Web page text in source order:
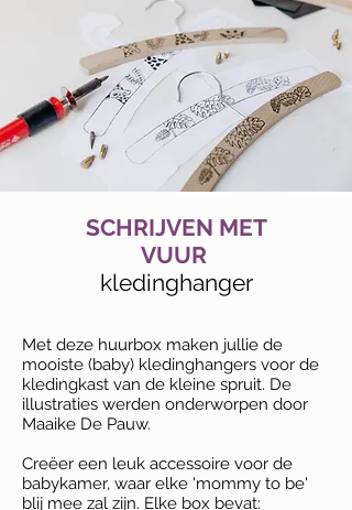
SCHRIJVEN MET
VUUR
kledinghanger
Met deze huurbox maken jullie de
mooiste (baby) kledinghangers voor de
kledingkast van de kleine spruit. De
illustraties werden onderworpen door
Maaike De Pauw.
Creëer een leuk accessoire voor de
babykamer, waar elke 'mommy to be'
blij mee zal zijn. Elke box bevat: